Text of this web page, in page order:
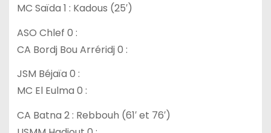
MC Saïda 1 : Kadous (25′)
ASO Chlef 0 :
CA Bordj Bou Arréridj 0 :
JSM Béjaïa 0 :
MC El Eulma 0 :
CA Batna 2 : Rebbouh (61′ et 76′)